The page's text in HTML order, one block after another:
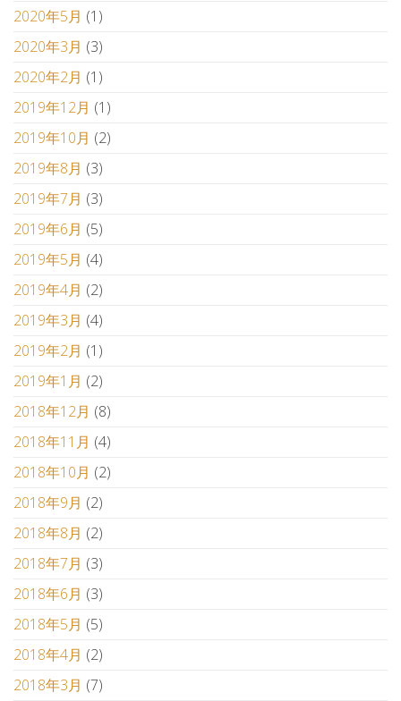
2020年5月 (1)
2020年3月 (3)
2020年2月 (1)
2019年12月 (1)
2019年10月 (2)
2019年8月 (3)
2019年7月 (3)
2019年6月 (5)
2019年5月 (4)
2019年4月 (2)
2019年3月 (4)
2019年2月 (1)
2019年1月 (2)
2018年12月 (8)
2018年11月 (4)
2018年10月 (2)
2018年9月 (2)
2018年8月 (2)
2018年7月 (3)
2018年6月 (3)
2018年5月 (5)
2018年4月 (2)
2018年3月 (7)